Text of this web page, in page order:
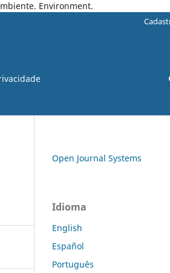
Environment.
Open Journal Systems
Idioma
English
Español
Português